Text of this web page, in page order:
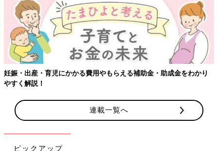
妊娠・出産・育児にかかる費用やもらえる補助金・助成金をわかり
やすく解説！
連載一覧へ
ピックアップ